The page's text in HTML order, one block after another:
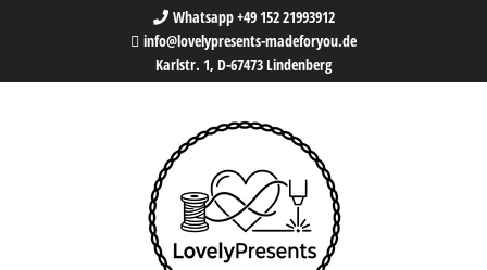
Whatsapp +49 152 21993912
info@lovelypresents-madeforyou.de
Karlstr. 1, D-67473 Lindenberg